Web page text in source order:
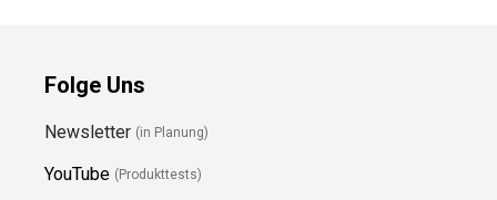
Folge Uns
Newsletter (in Planung)
YouTube (Produkttests)